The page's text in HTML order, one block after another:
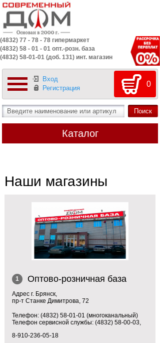
(4832) 77 - 78 - 78 гипермаркет
(4832) 58 - 01 - 01 опт.-розн. база
(4832) 58-01-01 (доб. 131) инт. магазин
Вход
Регистрация
0
Каталог
Наши магазины
1 Оптово-розничная база
Адрес г. Брянск,
пр-т Станке Димитрова, 72
Телефон: (4832) 58-01-01 (многоканальный)
Телефон сервисной службы: (4832) 58-00-03,
8-910-236-05-18